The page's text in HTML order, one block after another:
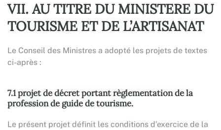
VII. AU TITRE DU MINISTERE DU
TOURISME ET DE L’ARTISANAT
Le Conseil des Ministres a adopté les projets de textes
ci-après :
7.1 projet de décret portant règlementation de la
profession de guide de tourisme.
Le présent projet définit les conditions d’exercice de la